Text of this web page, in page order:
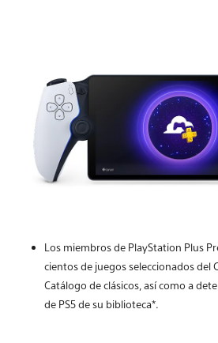
Los miembros de PlayStation Plus
cientos de juegos seleccionados del
Catálogo de clásicos, así como a
de PS5 de su biblioteca*.